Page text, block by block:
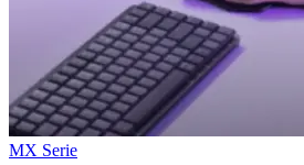
MX Serie